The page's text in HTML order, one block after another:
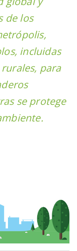
de los
incluidas
para
se protege